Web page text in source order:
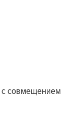
с совмещением